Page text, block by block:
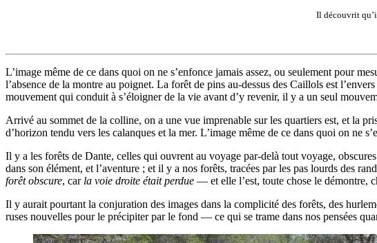
Il découvrit
L’image même de ce dans quoi on ne s’enfonce jamais assez, ou seulement pour
l’absence de la montre au poignet. La forêt de pins au-dessus des Caillols est
mouvement qui conduit à s’éloigner de la vie avant d’y revenir, il y a un seul
Arrivé au sommet de la colline, on a une vue imprenable sur les quartiers est, et la
d’horizon tendu vers les calanques et la mer. L’image même de ce dans quoi on ne
Il y a les forêts de Dante, celles qui ouvrent au voyage par-delà tout voyage,
dans son élément, et l’aventure ; et il y a nos forêts, tracées par les pas lourds des
forêt obscure, car la voie droite était perdue — et elle l’est, toute chose le démontre,
Il y aurait pourtant la conjuration des images dans la complicité des forêts, des
ruses nouvelles pour le précipiter par le fond — ce qui se trame dans nos pensées